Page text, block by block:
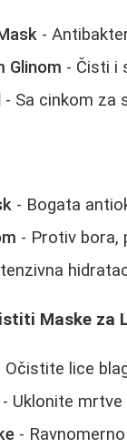
-
Glinom - Čisti i
- Sa cinkom za
- Bogata
- Protiv bora,
Maske za
Očistite lice
- Uklonite
-